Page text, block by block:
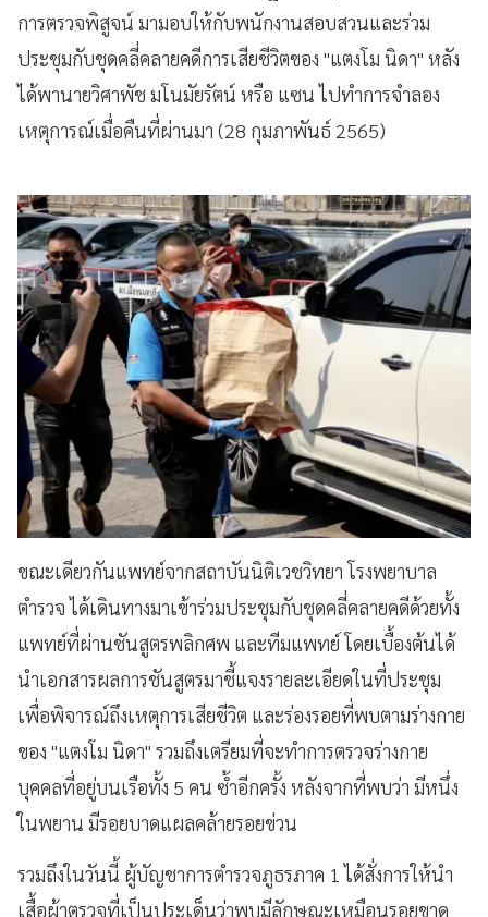
การตรวจพิสูจน์ มามอบให้กับพนักงานสอบสวนและร่วม
ประชุมกับชุดคลี่คลายคดีการเสียชีวิตของ "แตงโม นิดา" หลัง
ได้พานายวิศาพัช มโนมัยรัตน์ หรือ แซน ไปทำการจำลอง
เหตุการณ์เมื่อคืนที่ผ่านมา (28 กุมภาพันธ์ 2565)
ขณะเดียวกันแพทย์จากสถาบันนิติเวชวิทยา โรงพยาบาล
ตำรวจ ได้เดินทางมาเข้าร่วมประชุมกับชุดคลี่คลายคดีด้วยทั้ง
แพทย์ที่ผ่านชันสูตรพลิกศพ และทีมแพทย์ โดยเบื้องต้นได้
นำเอกสารผลการชันสูตรมาชี้แจงรายละเอียดในที่ประชุม
เพื่อพิจารณ์ถึงเหตุการเสียชีวิต และร่องรอยที่พบตามร่างกาย
ของ "แตงโม นิดา" รวมถึงเตรียมที่จะทำการตรวจร่างกาย
บุคคลที่อยู่บนเรือทั้ง 5 คน ซ้ำอีกครั้ง หลังจากที่พบว่า มีหนึ่ง
ในพยาน มีรอยบาดแผลคล้ายรอยข่วน
รวมถึงในวันนี้ ผู้บัญชาการตำรวจภูธรภาค 1 ได้สั่งการให้นำ
เสื้อผ้าตรวจที่เป็นประเด็นว่าพบมีลักษณะเหมือนรอยขาด